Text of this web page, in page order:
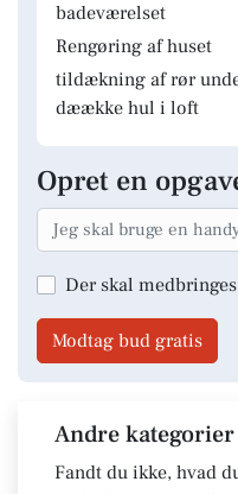
badeværelset
Rengøring af huset
tildækning af rør
dæække hul i loft
Opret en
Der skal
Modtag bud gratis
Andre kategorier
Fandt du ikke, hvad